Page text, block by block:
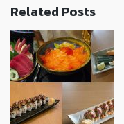
Related Posts